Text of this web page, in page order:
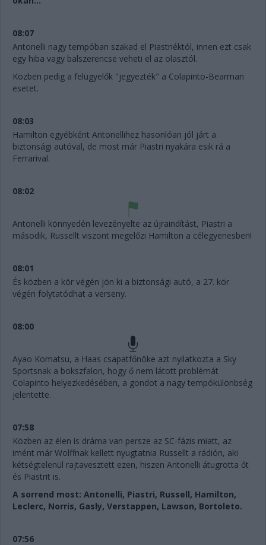
08:07
Antonelli nagy tempóban szakad el Piastriéktól, innen ezt csak
egy hiba vagy balszerencse veheti el az olasztól.
Közben pedig a felügyelők "jegyezték" a Colapinto-Bearman
esetet.
08:03
Hamilton egyébként Antonellihez hasonlóan jól járt a
biztonsági autóval, de most már Piastri nyakára esik rá a
Ferrarival.
08:02
Antonelli könnyedén levezényelte az újraindítást, Piastri a
második, Russellt viszont megelőzi Hamilton a célegyenesben!
08:01
És közben a kör végén jön ki a biztonsági autó, a 27. kör
végén folytatódhat a verseny.
08:00
Ayao Komatsu, a Haas csapatfőnöke azt nyilatkozta a Sky
Sportsnak a bokszfalon, hogy ő nem látott problémát
Colapinto helyezkedésében, a gondot a nagy tempókülönbség
jelentette.
07:58
Közben az élen is dráma van persze az SC-fázis miatt, az
imént már Wolffnak kellett nyugtatnia Russellt a rádión, aki
kétségtelenül rajtavesztett ezen, hiszen Antonelli átugrotta őt
és Piastrit is.
A sorrend most: Antonelli, Piastri, Russell, Hamilton,
Leclerc, Norris, Gasly, Verstappen, Lawson, Bortoleto.
07:56